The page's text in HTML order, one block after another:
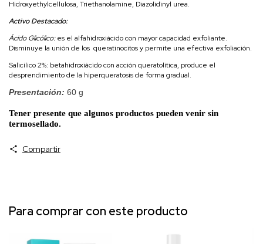
Hidroxyethylcellulosa, Triethanolamine, Diazolidinyl urea.
Activo Destacado:
Ácido Glicólico:es el alfahidroxiácido con mayor capacidad exfoliante.
Disminuye la unión de los queratinocitos y permite una efectiva exfoliación.
Salicílico 2%: betahidroxiácido con acción queratolítica, produce el
desprendimiento de la hiperqueratosis de forma gradual.
Presentación: 60 g
Tener presente que algunos productos pueden venir sin
termosellado.
Compartir
Para comprar con este producto